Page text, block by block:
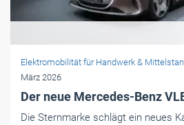
Elektromobilität für Handwerk &
März 2026
Der neue Mercedes-Benz
Die Sternmarke schlägt ein neues